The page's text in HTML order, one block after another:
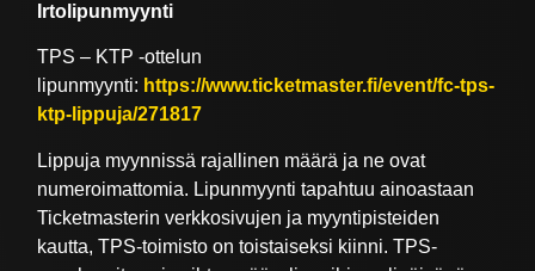
Irtolipunmyynti
TPS – KTP -ottelun
lipunmyynti: https://www.ticketmaster.fi/event/fc-tps-
ktp-lippuja/271817
Lippuja myynnissä rajallinen määrä ja ne ovat
numeroimattomia. Lipunmyynti tapahtuu ainoastaan
Ticketmasterin verkkosivujen ja myyntipisteiden
kautta, TPS-toimisto on toistaiseksi kiinni. TPS-